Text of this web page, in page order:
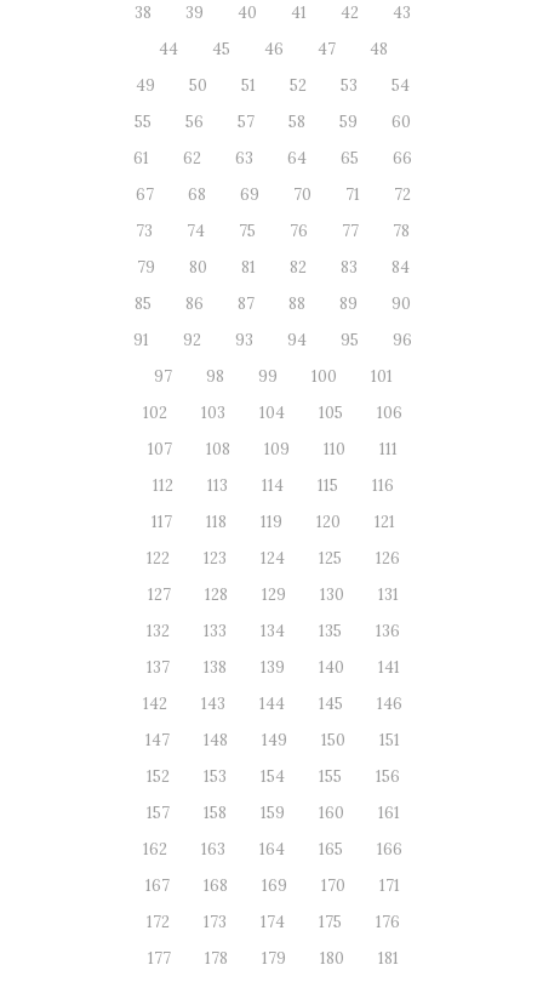
38
39 40 41 42
43
44
45 46 47
48
49
50 51 52 53
54
55
56 57 58 59
60
61
62 63 64 65
66
67
68 69 70 71
72
73
74 75 76 77
78
79
80 81 82 83
84
85
86 87 88 89
90
91
92 93 94 95
96
97
98 99 100
101
102
103 104 105
106
107
108 109 110
111
112
113 114 115
116
117
118 119 120
121
122
123 124 125
126
127
128 129 130
131
132
133 134 135
136
137
138 139 140
141
142
143 144 145
146
147
148 149 150
151
152
153 154 155
156
157
158 159 160
161
162
163 164 165
166
167
168 169 170
171
172
173 174 175
176
177
178 179 180
181